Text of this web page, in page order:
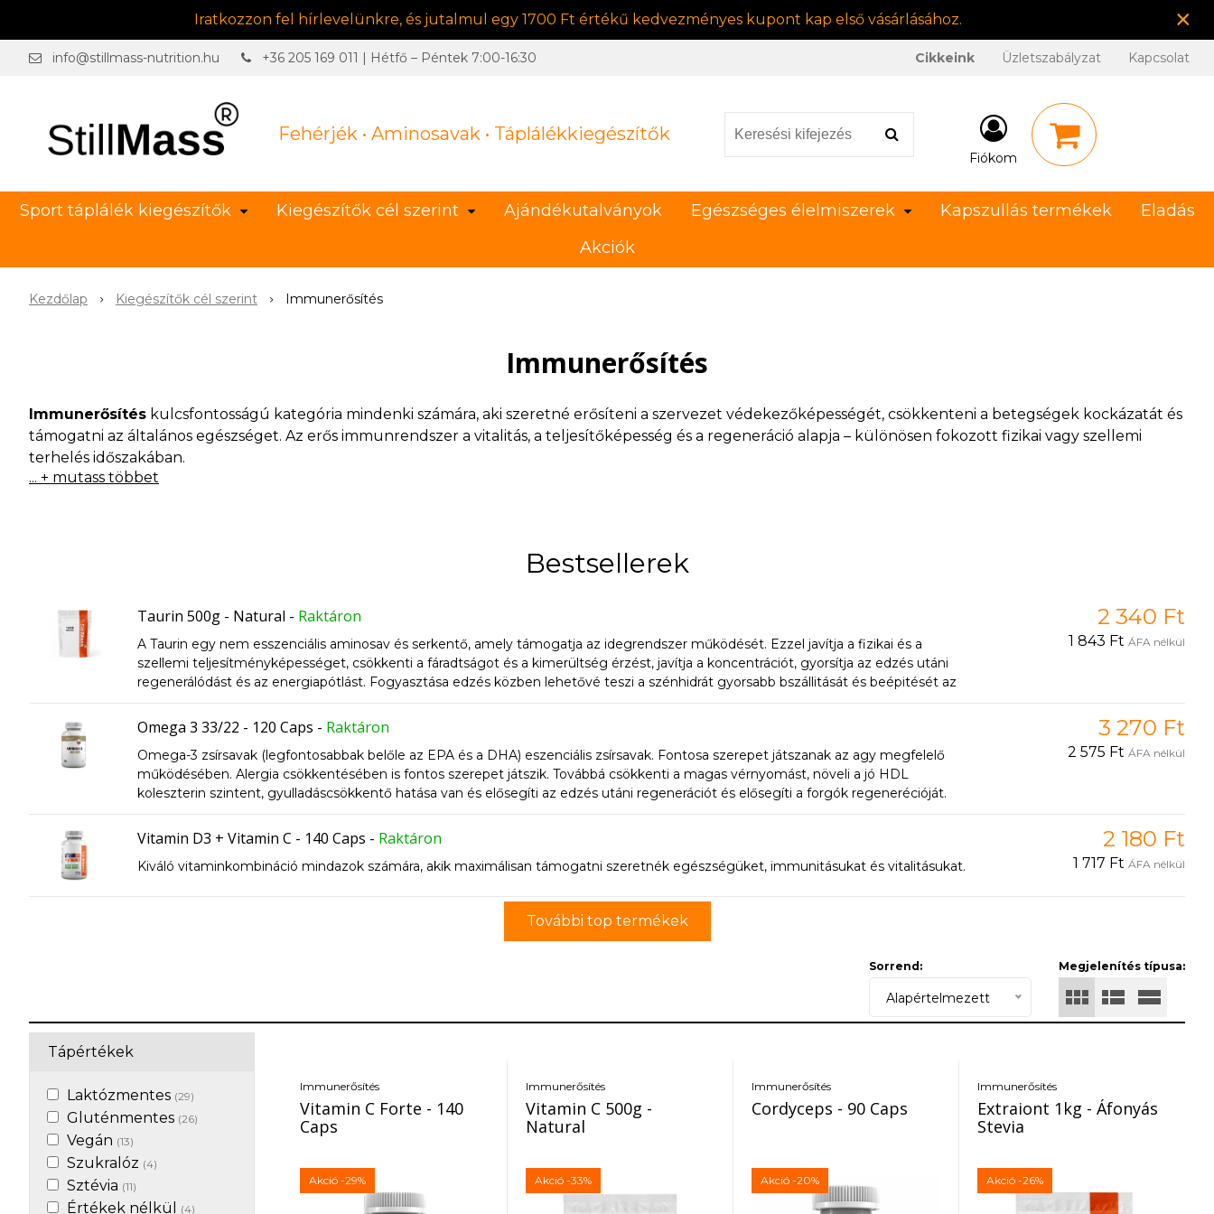
Iratkozzon fel hírlevelünkre, és jutalmul egy 1700 Ft értékű kedvezményes kupont kap első vásárlásához. ×
Fehérjék • Aminosavak • Táplálékkiegészítők
info@stillmass-nutrition.hu +36 205 169 011 | Hétfő – Péntek 7:00-16:30 Cikkeink Üzletszabályzat Kapcsolat
Fiókom
Sport táplálék kiegészítők Kiegészítők cél szerint Ajándékutalványok Egészséges élelmiszerek Kapszullás termékek
Eladás
Akciók
Kezdőlap Kiegészítők cél szerint Immunerősítés
Immunerősítés
Immunerősítés kulcsfontosságú kategória mindenki számára, aki szeretné erősíteni a szervezet védekezőképességét, csökkenteni a betegségek kockázatát és
támogatni az általános egészséget. Az erős immunrendszer a vitalitás, a teljesítőképesség és a regeneráció alapja – különösen fokozott fizikai vagy szellemi
terhelés időszakában.
táplálkozás, a mozgás és a minőségi kiegészítők kombinációjával jelentősen támogathatod az ellenálló képességedet az egész év során.
Ha többet szeretnél megtudni arról, hogyan erősítheted hatékonyan az immunrendszeredet, olvasd el cikkünket:Hogyan erősítsük az immunrendszert.
Válaszd ki a megfelelő immunerősítő kiegészítőket, és biztosítsd a szervezeted számára a védelmet, amelyre minden nap szüksége van.
... + mutass többet
Bestsellerek
Taurin 500g - Natural - Raktáron
A Taurin egy nem esszenciális aminosav és serkentő, amely támogatja az idegrendszer működését. Ezzel javítja a fizikai és a
szellemi teljesítményképességet, csökkenti a fáradtságot és a kimerültség érzést, javítja a koncentrációt, gyorsítja az edzés utáni
regenerálódást és az energiapótlást. Fogyasztása edzés közben lehetővé teszi a szénhidrát gyorsabb bszállitását és beépitését az
2 340 Ft
1 843 Ft ÁFA nélkül
Omega 3 33/22 - 120 Caps - Raktáron
Omega-3 zsírsavak (legfontosabbak belőle az EPA és a DHA) eszenciális zsírsavak. Fontosa szerepet játszanak az agy megfelelő
működésében. Alergia csökkentésében is fontos szerepet játszik. Továbbá csökkenti a magas vérnyomást, növeli a jó HDL
koleszterin szintent, gyulladáscsökkentő hatása van és elősegíti az edzés utáni regenerációt és elősegíti a forgók regenerécióját.
3 270 Ft
2 575 Ft ÁFA nélkül
Vitamin D3 + Vitamin C - 140 Caps - Raktáron
Kiváló vitaminkombináció mindazok számára, akik maximálisan támogatni szeretnék egészségüket, immunitásukat és vitalitásukat.
2 180 Ft
1 717 Ft ÁFA nélkül
További top termékek
Megjelenítés típusa:
Sorrend:
Alapértelmezett
Tápértékek
Laktózmentes (29)
Gluténmentes (26)
Vegán (13)
Szukralóz (4)
Sztévia (11)
Értékek nélkül (4)
Immunerősítés
Vitamin C Forte - 140
Caps
Akció -29%
Immunerősítés
Vitamin C 500g -
Natural
Akció -33%
Immunerősítés
Cordyceps - 90 Caps
Akció -20%
Immunerősítés
Extraiont 1kg - Áfonyás
Stevia
Akció -26%